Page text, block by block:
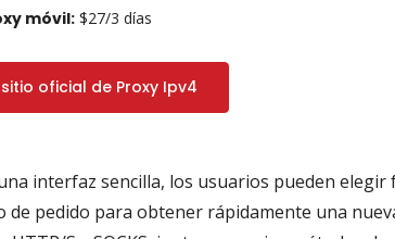
móvil: $27/3 días
oficial de Proxy Ipv4
interfaz sencilla, los usuarios pueden
pedido para obtener rápidamente una